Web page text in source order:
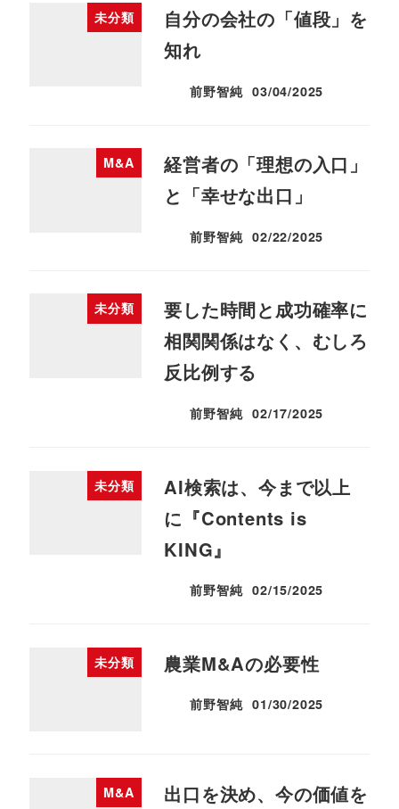
未分類
自分の会社の「値段」を
知れ
前野智純
投稿日
03/04/2025
M&A
経営者の「理想の入口」
と「幸せな出口」
前野智純
投稿日
02/22/2025
未分類
要した時間と成功確率に
相関関係はなく、むしろ
反比例する
前野智純
投稿日
02/17/2025
未分類
AI検索は、今まで以上
に『Contents is
KING』
前野智純
投稿日
02/15/2025
未分類 農業M&Aの必要性
前野智純
投稿日
01/30/2025
M&A
出口を決め、今の価値を